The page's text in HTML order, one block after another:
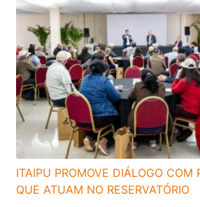
ITAIPU PROMOVE DIÁLOGO COM
QUE ATUAM NO RESERVATÓRIO